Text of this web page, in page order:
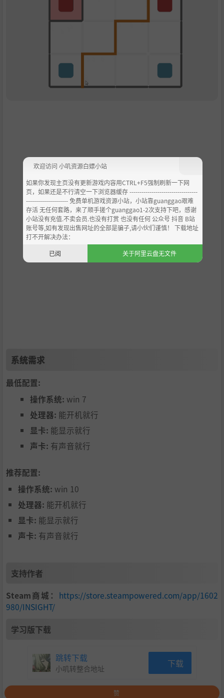
系统需求
最低配置:
操作系统: win 7
处理器: 能开机就行
显卡: 能显示就行
声卡: 有声音就行
推荐配置:
操作系统: win 10
处理器: 能开机就行
显卡: 能显示就行
声卡: 有声音就行
支持作者
Steam商城： https://store.steampowered.com/app/1602
980/INSIGHT/
学习版下载
跳转下载
小叽转整合地址 下载
赞
欢迎访问 小叽资源白嫖小站
如果你发现主页没有更新游戏内容用CTRL+F5强制刷新一下网
页，如果还是不行清空一下浏览器缓存 ----------------------------------
--------------------- 免费单机游戏资源小站，小站靠guanggao艰难
存活 无任何套路，来了顺手搓个guanggao1-2次支持下吧，感谢
小站没有充值.不卖会员.也没有打赏 也没有任何 公众号 抖音 B站
账号等,如有发现出售网址的全部是骗子,请小伙们谨慎！ 下载地址
打不开解决办法：
已阅
关于阿里云盘无文件